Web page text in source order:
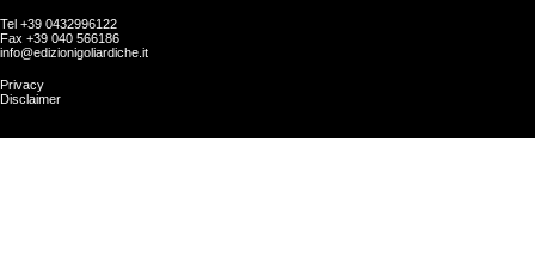
Tel +39 0432996122
Fax +39 040 566186
info@edizionigoliardiche.it
Privacy
Disclaimer